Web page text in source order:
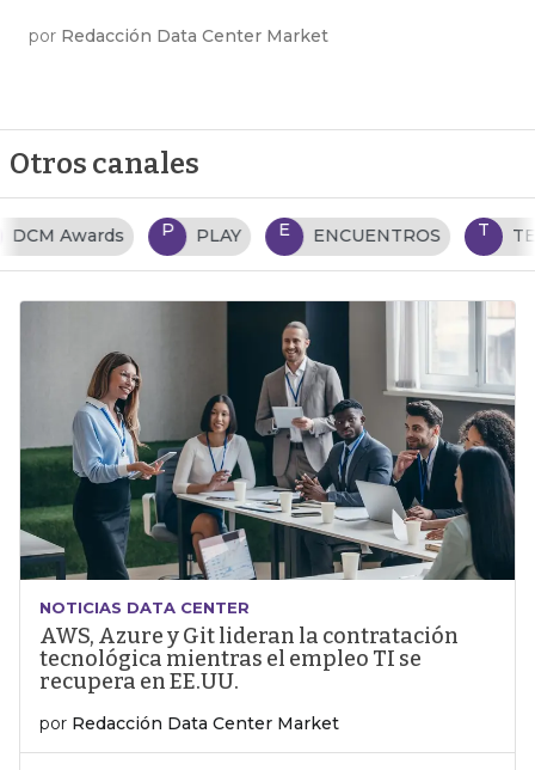
por Redacción Data Center Market
Otros canales
P PLAY E ENCUENTROS T TENDENCIAS TI
NOTICIAS DATA CENTER
AWS, Azure y Git lideran la contratación
tecnológica mientras el empleo TI se
recupera en EE.UU.
por Redacción Data Center Market